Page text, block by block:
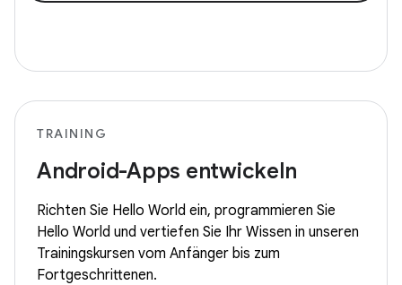
TRAINING
Android-Apps entwickeln
Richten Sie Hello World ein, programmieren Sie
Hello World und vertiefen Sie Ihr Wissen in unseren
Trainingskursen vom Anfänger bis zum
Fortgeschrittenen.